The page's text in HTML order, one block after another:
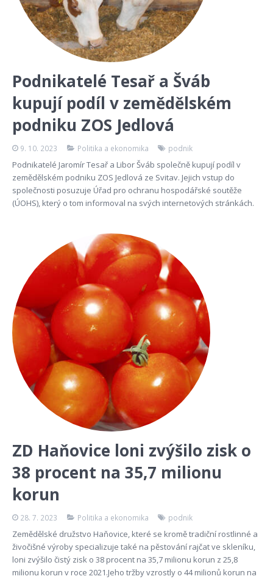
Podnikatelé Tesař a Šváb
kupují podíl v zemědělském
podniku ZOS Jedlová
9. 10. 2023 Politika a ekonomika podnik
Podnikatelé Jaromír Tesař a Libor Šváb společně kupují podíl v
zemědělském podniku ZOS Jedlová ze Svitav. Jejich vstup do
společnosti posuzuje Úřad pro ochranu hospodářské soutěže
(ÚOHS), který o tom informoval na svých internetových stránkách.
ZD Haňovice loni zvýšilo zisk o
38 procent na 35,7 milionu
korun
28. 7. 2023 Politika a ekonomika podnik
Zemědělské družstvo Haňovice, které se kromě tradiční rostlinné a
živočišné výroby specializuje také na pěstování rajčat ve skleníku,
loni zvýšilo čistý zisk o 38 procent na 35,7 milionu korun z 25,8
milionu korun v roce 2021.Jeho tržby vzrostly o 44 milionů korun na